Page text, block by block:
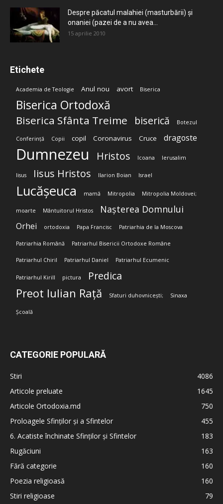
Despre păcatul malahiei (masturbării) şi
onaniei (pazei de a nu avea...
15 aprilie 2010
Etichete
Academia de Teologie Anul nou avort Biserica
Biserica Ortodoxă
Biserica Sfânta Treime biserică Botezul
Conferință Copii copil Coronavirus Cruce dragoste
Dumnezeu Hristos Icoana Ierusalim
Iisus Iisus Hristos Ilarion Boian Israel
Lucășeuca mamă Mitropolia Mitropolia Moldovei;
moarte Mântuitorul Hristos Nașterea Domnului
Orhei ortodoxia Papa Francisc Patriarhia de la Moscova
Patriarhia Română Patriarhul Bisericii Ortodoxe Române
Patriarhul Chiril Patriarhul Daniel Patriarhul Ecumenic
Patriarhul Kirill pictura Predica
Preot Iulian Rață Sfaturi duhovnicești; Sinaxa
Școală
CATEGORIE POPULARĂ
Stiri
4086
Articole preluate
1645
Articole Ortodoxia.md
750
Proloagele Sfinților și a Sfintelor
455
6. Acatiste închinate Sfinților și Sfintelor
183
Rugăciuni
163
Fără categorie
160
Poezia religioasă
160
Stiri religioase
79